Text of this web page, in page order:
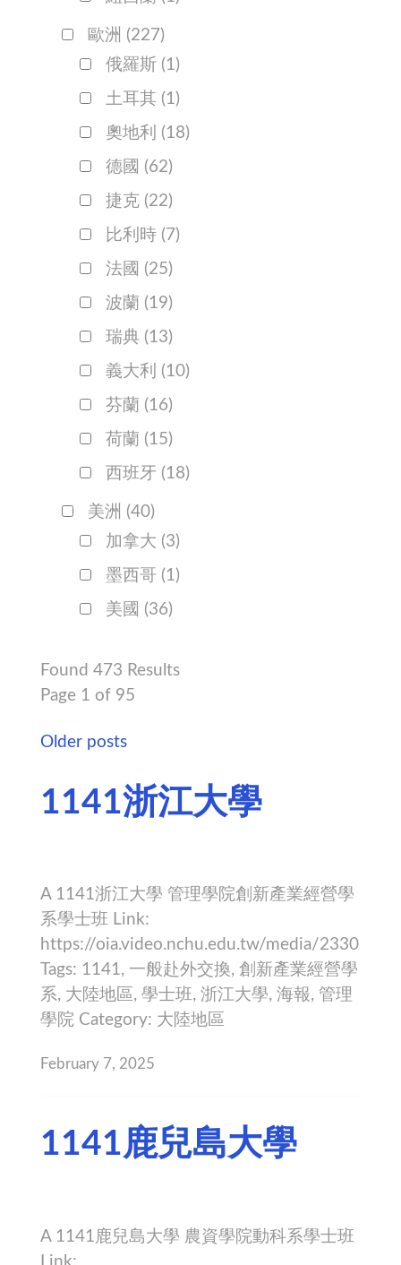
歐洲 (227)
俄羅斯 (1)
土耳其 (1)
奧地利 (18)
德國 (62)
捷克 (22)
比利時 (7)
法國 (25)
波蘭 (19)
瑞典 (13)
義大利 (10)
芬蘭 (16)
荷蘭 (15)
西班牙 (18)
美洲 (40)
加拿大 (3)
墨西哥 (1)
美國 (36)
Found 473 Results
Page 1 of 95
Older posts
1141浙江大學
A 1141浙江大學 管理學院創新產業經營學
系學士班 Link:
https://oia.video.nchu.edu.tw/media/2330
Tags: 1141, 一般赴外交換, 創新產業經營學
系, 大陸地區, 學士班, 浙江大學, 海報, 管理
學院 Category: 大陸地區
February 7, 2025
1141鹿兒島大學
A 1141鹿兒島大學 農資學院動科系學士班